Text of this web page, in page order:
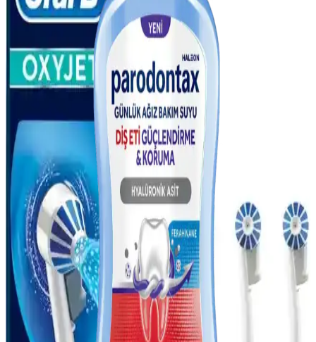
Diş Hassasiyetini Azaltan Doğru Diş Macunu Seçimi
ve Kullanım İpuçları
Diş hassasiyetini hafifletmek ve sağlıklı bir gülüşe ulaşmak için
doğru diş macunu seçimi ve düzenli kullanım önemlidir. Uzman
önerileriyle diş sağlığınızı koruyun.
Gelişmiş Super Floss ile Diş Sağlığını Koruma ve
Temizlik Yöntemleri
Gelişmiş Super Floss, diş arası ve diş eti temizliğinde üstün
performans göstererek plak ve gıda artıklarını etkili şekilde temizler,
diş sağlığını destekler.
Colgate Triple Action Extra White Diş Macunu ile
Güçlü ve Parlak Gülüşler İçin En İyi Seçenek
Colgate Triple Action Extra White, dişleri beyazlatır, plakları azaltır
ve ağız sağlığını destekler. Günlük kullanımda parlak ve sağlıklı bir
gülüş sağlar, ağız kokusunu önler ve diş eti sağlığını korur.
Hassas Dişler İçin Günlük Bakım ve Koruma
Yöntemleri